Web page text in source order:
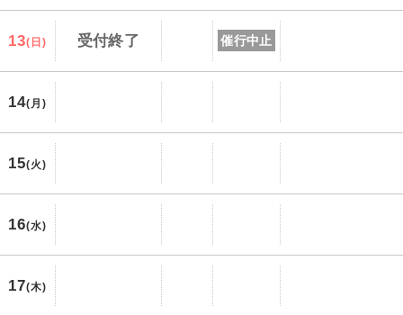
13(日) 受付終了 催行中止
14(月)
15(火)
16(水)
17(木)